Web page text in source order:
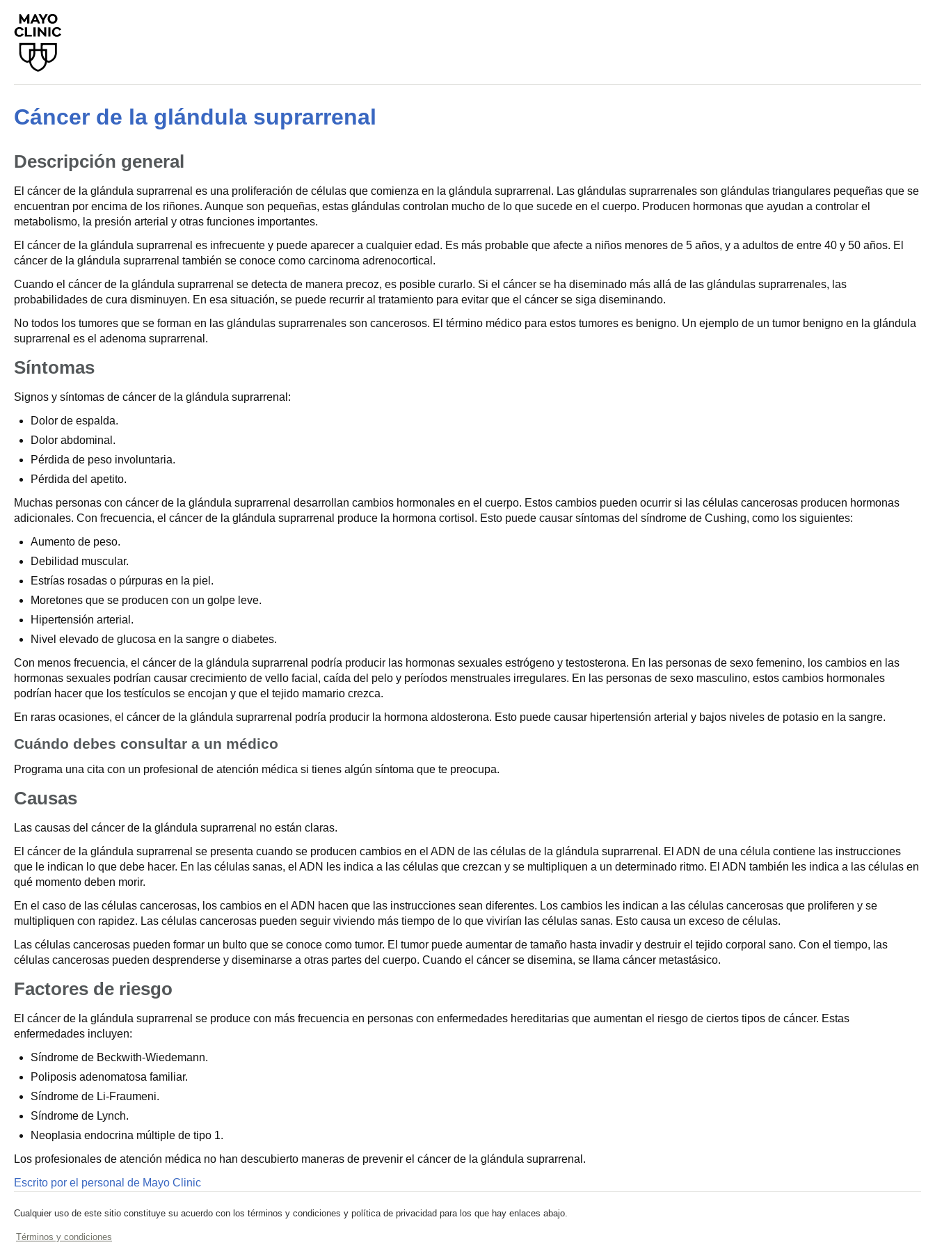
Cáncer de la glándula suprarrenal
Descripción general
El cáncer de la glándula suprarrenal es una proliferación de células que comienza en la glándula suprarrenal. Las glándulas suprarrenales son glándulas triangulares pequeñas que se
encuentran por encima de los riñones. Aunque son pequeñas, estas glándulas controlan mucho de lo que sucede en el cuerpo. Producen hormonas que ayudan a controlar el
metabolismo, la presión arterial y otras funciones importantes.
El cáncer de la glándula suprarrenal es infrecuente y puede aparecer a cualquier edad. Es más probable que afecte a niños menores de 5 años, y a adultos de entre 40 y 50 años. El
cáncer de la glándula suprarrenal también se conoce como carcinoma adrenocortical.
Cuando el cáncer de la glándula suprarrenal se detecta de manera precoz, es posible curarlo. Si el cáncer se ha diseminado más allá de las glándulas suprarrenales, las
probabilidades de cura disminuyen. En esa situación, se puede recurrir al tratamiento para evitar que el cáncer se siga diseminando.
No todos los tumores que se forman en las glándulas suprarrenales son cancerosos. El término médico para estos tumores es benigno. Un ejemplo de un tumor benigno en la glándula
suprarrenal es el adenoma suprarrenal.
Síntomas
Signos y síntomas de cáncer de la glándula suprarrenal:
Dolor de espalda.
Dolor abdominal.
Pérdida de peso involuntaria.
Pérdida del apetito.
Muchas personas con cáncer de la glándula suprarrenal desarrollan cambios hormonales en el cuerpo. Estos cambios pueden ocurrir si las células cancerosas producen hormonas
adicionales. Con frecuencia, el cáncer de la glándula suprarrenal produce la hormona cortisol. Esto puede causar síntomas del síndrome de Cushing, como los siguientes:
Aumento de peso.
Debilidad muscular.
Estrías rosadas o púrpuras en la piel.
Moretones que se producen con un golpe leve.
Hipertensión arterial.
Nivel elevado de glucosa en la sangre o diabetes.
Con menos frecuencia, el cáncer de la glándula suprarrenal podría producir las hormonas sexuales estrógeno y testosterona. En las personas de sexo femenino, los cambios en las
hormonas sexuales podrían causar crecimiento de vello facial, caída del pelo y períodos menstruales irregulares. En las personas de sexo masculino, estos cambios hormonales
podrían hacer que los testículos se encojan y que el tejido mamario crezca.
En raras ocasiones, el cáncer de la glándula suprarrenal podría producir la hormona aldosterona. Esto puede causar hipertensión arterial y bajos niveles de potasio en la sangre.
Cuándo debes consultar a un médico
Programa una cita con un profesional de atención médica si tienes algún síntoma que te preocupa.
Causas
Las causas del cáncer de la glándula suprarrenal no están claras.
El cáncer de la glándula suprarrenal se presenta cuando se producen cambios en el ADN de las células de la glándula suprarrenal. El ADN de una célula contiene las instrucciones
que le indican lo que debe hacer. En las células sanas, el ADN les indica a las células que crezcan y se multipliquen a un determinado ritmo. El ADN también les indica a las células en
qué momento deben morir.
En el caso de las células cancerosas, los cambios en el ADN hacen que las instrucciones sean diferentes. Los cambios les indican a las células cancerosas que proliferen y se
multipliquen con rapidez. Las células cancerosas pueden seguir viviendo más tiempo de lo que vivirían las células sanas. Esto causa un exceso de células.
Las células cancerosas pueden formar un bulto que se conoce como tumor. El tumor puede aumentar de tamaño hasta invadir y destruir el tejido corporal sano. Con el tiempo, las
células cancerosas pueden desprenderse y diseminarse a otras partes del cuerpo. Cuando el cáncer se disemina, se llama cáncer metastásico.
Factores de riesgo
El cáncer de la glándula suprarrenal se produce con más frecuencia en personas con enfermedades hereditarias que aumentan el riesgo de ciertos tipos de cáncer. Estas
enfermedades incluyen:
Síndrome de Beckwith-Wiedemann.
Poliposis adenomatosa familiar.
Síndrome de Li-Fraumeni.
Síndrome de Lynch.
Neoplasia endocrina múltiple de tipo 1.
Los profesionales de atención médica no han descubierto maneras de prevenir el cáncer de la glándula suprarrenal.
Escrito por el personal de Mayo Clinic
Cualquier uso de este sitio constituye su acuerdo con los términos y condiciones y política de privacidad para los que hay enlaces abajo.
Términos y condiciones